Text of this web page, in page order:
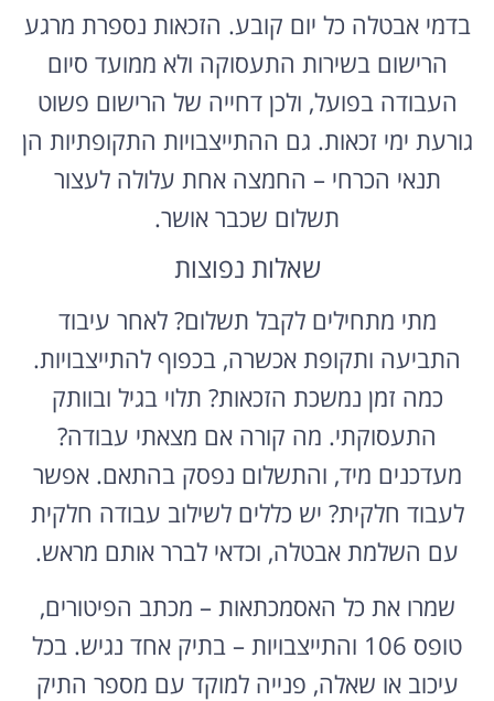
בדמי אבטלה כל יום קובע. הזכאות נספרת מרגע
הרישום בשירות התעסוקה ולא ממועד סיום
העבודה בפועל, ולכן דחייה של הרישום פשוט
גורעת ימי זכאות. גם ההתייצבויות התקופתיות הן
תנאי הכרחי – החמצה אחת עלולה לעצור
תשלום שכבר אושר.
שאלות נפוצות
מתי מתחילים לקבל תשלום? לאחר עיבוד
התביעה ותקופת אכשרה, בכפוף להתייצבויות.
כמה זמן נמשכת הזכאות? תלוי בגיל ובוותק
התעסוקתי. מה קורה אם מצאתי עבודה?
מעדכנים מיד, והתשלום נפסק בהתאם. אפשר
לעבוד חלקית? יש כללים לשילוב עבודה חלקית
עם השלמת אבטלה, וכדאי לברר אותם מראש.
שמרו את כל האסמכתאות – מכתב הפיטורים,
טופס 106 והתייצבויות – בתיק אחד נגיש. בכל
עיכוב או שאלה, פנייה למוקד עם מספר התיק